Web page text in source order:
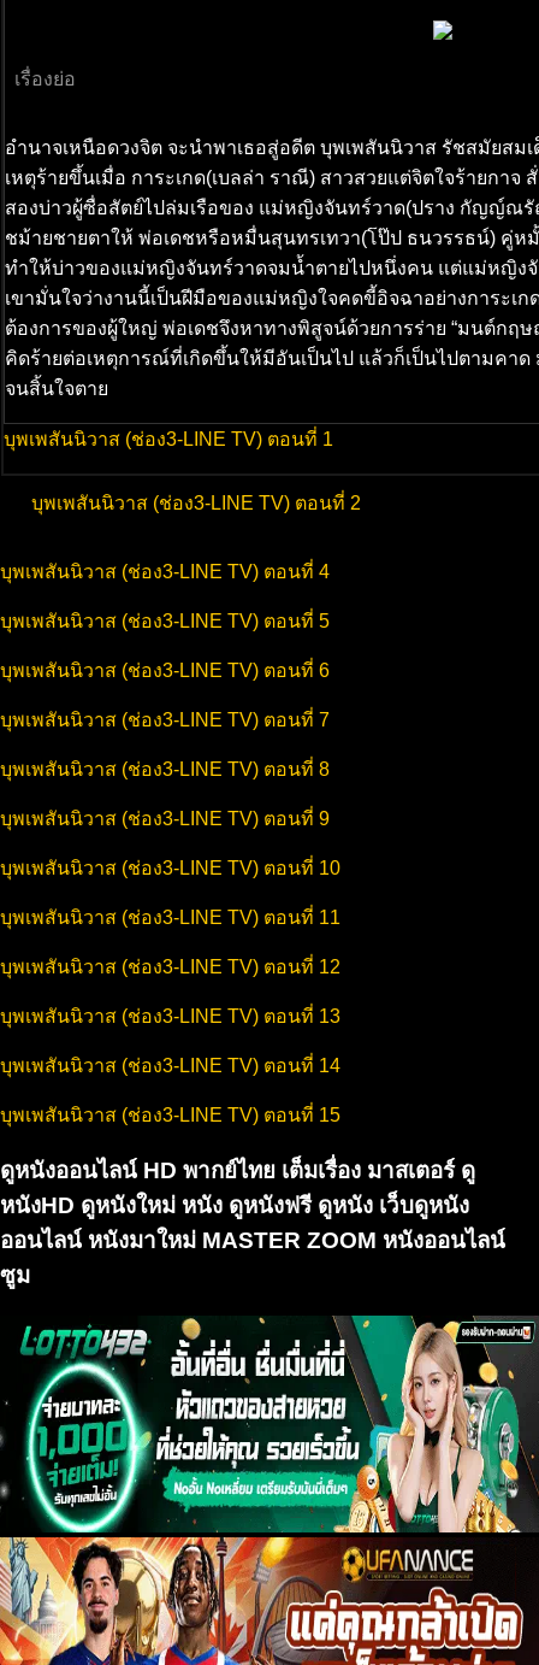
เรื่องย่อ
อำนาจเหนือดวงจิต จะนำพาเธอสู่อดีต บุพเพสันนิวาส รัชสมัยสม
เหตุร้ายขึ้นเมื่อ การะเกด(เบลล่า ราณี) สาวสวยแต่จิตใจร้ายกาจ
สองบ่าวผู้ซื่อสัตย์ไปล่มเรือของ แม่หญิงจันทร์วาด(ปราง กัญญ์ณรั
ชม้ายชายตาให้ พ่อเดชหรือหมื่นสุนทรเทวา(โป๊ป ธนวรรธน์) คู่ห
ทำให้บ่าวของแม่หญิงจันทร์วาดจมน้ำตายไปหนึ่งคน แต่แม่หญิงจั
เขามั่นใจว่างานนี้เป็นฝีมือของแม่หญิงใจคดขี้อิจฉาอย่างการะเ
ต้องการของผู้ใหญ่ พ่อเดชจึงหาทางพิสูจน์ด้วยการร่าย “มนต์ก
คิดร้ายต่อเหตุการณ์ที่เกิดขึ้นให้มีอันเป็นไป แล้วก็เป็นไปตามคา
จนสิ้นใจตาย
บุพเพสันนิวาส (ช่อง3-LINE TV) ตอนที่ 1
บุพเพสันนิวาส (ช่อง3-LINE TV) ตอนที่ 2
บุพเพสันนิวาส (ช่อง3-LINE TV) ตอนที่ 4
บุพเพสันนิวาส (ช่อง3-LINE TV) ตอนที่ 5
บุพเพสันนิวาส (ช่อง3-LINE TV) ตอนที่ 6
บุพเพสันนิวาส (ช่อง3-LINE TV) ตอนที่ 7
บุพเพสันนิวาส (ช่อง3-LINE TV) ตอนที่ 8
บุพเพสันนิวาส (ช่อง3-LINE TV) ตอนที่ 9
บุพเพสันนิวาส (ช่อง3-LINE TV) ตอนที่ 10
บุพเพสันนิวาส (ช่อง3-LINE TV) ตอนที่ 11
บุพเพสันนิวาส (ช่อง3-LINE TV) ตอนที่ 12
บุพเพสันนิวาส (ช่อง3-LINE TV) ตอนที่ 13
บุพเพสันนิวาส (ช่อง3-LINE TV) ตอนที่ 14
บุพเพสันนิวาส (ช่อง3-LINE TV) ตอนที่ 15
ดูหนังออนไลน์ HD พากย์ไทย เต็มเรื่อง มาสเตอร์ ดู
หนังHD ดูหนังใหม่ หนัง ดูหนังฟรี ดูหนัง เว็บดูหนัง
ออนไลน์ หนังมาใหม่ MASTER ZOOM หนังออนไลน์
ซูม